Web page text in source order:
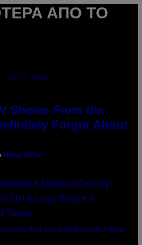
ΑΠΌ ΤΟ
/ GETTY IMAGES
Shows From the
Forgot About
Haley Miller
POLK/NBCU PHOTO BANK/NBCUNIVERSAL